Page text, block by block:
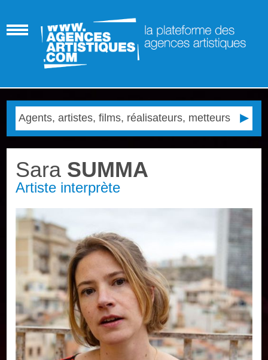
Sara SUMMA
Artiste interprète